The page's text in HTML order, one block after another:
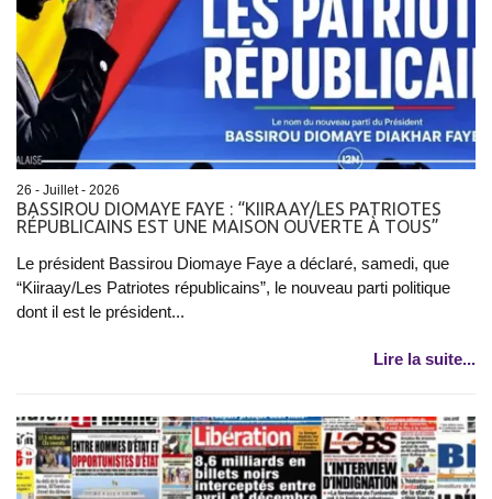
26 - Juillet - 2026
BASSIROU DIOMAYE FAYE : “KIIRAAY/LES PATRIOTES
RÉPUBLICAINS EST UNE MAISON OUVERTE À TOUS”
Le président Bassirou Diomaye Faye a déclaré, samedi, que
“Kiiraay/Les Patriotes républicains”, le nouveau parti politique
dont il est le président...
Lire la suite...